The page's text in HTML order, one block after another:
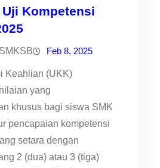
Kompetensi
Feb 8, 2025
Keahlian (UKK)
yang
khusus bagi siswa SMK
pencapaian kompetensi
setara dengan
2 (dua) atau 3 (tiga)